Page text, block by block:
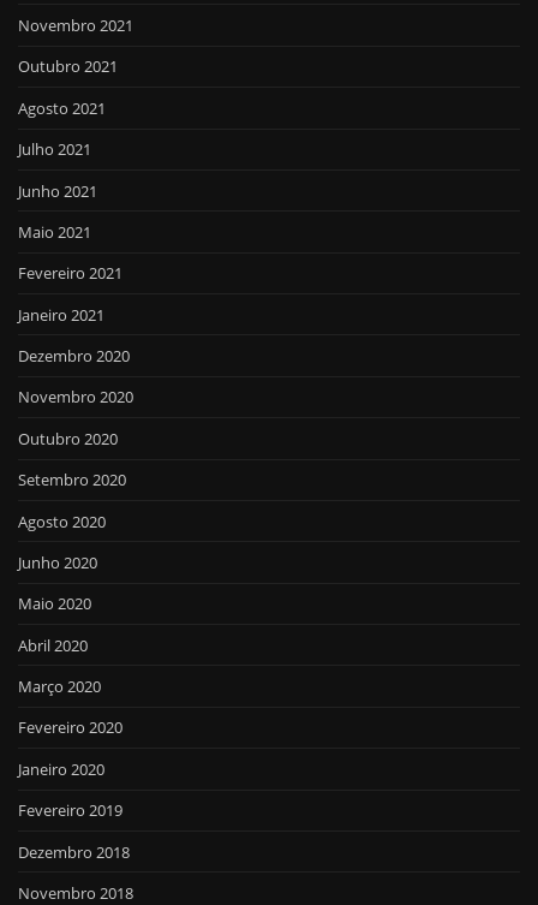
Novembro 2021
Outubro 2021
Agosto 2021
Julho 2021
Junho 2021
Maio 2021
Fevereiro 2021
Janeiro 2021
Dezembro 2020
Novembro 2020
Outubro 2020
Setembro 2020
Agosto 2020
Junho 2020
Maio 2020
Abril 2020
Março 2020
Fevereiro 2020
Janeiro 2020
Fevereiro 2019
Dezembro 2018
Novembro 2018